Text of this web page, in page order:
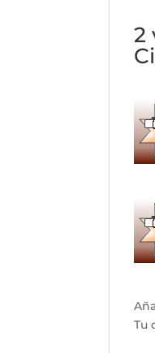
2
Tu